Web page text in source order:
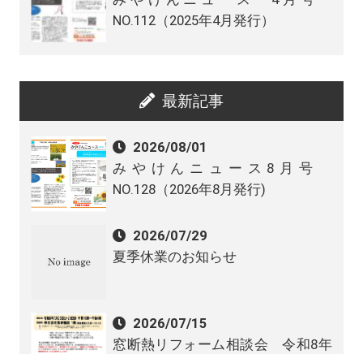
NO.112（2025年4月発行）
最新記事
2026/08/01
みやけんニュース8月号
NO.128（2026年8月発行)
2026/07/29
夏季休業のお知らせ
2026/07/15
窓断熱リフォーム相談会 令和8年